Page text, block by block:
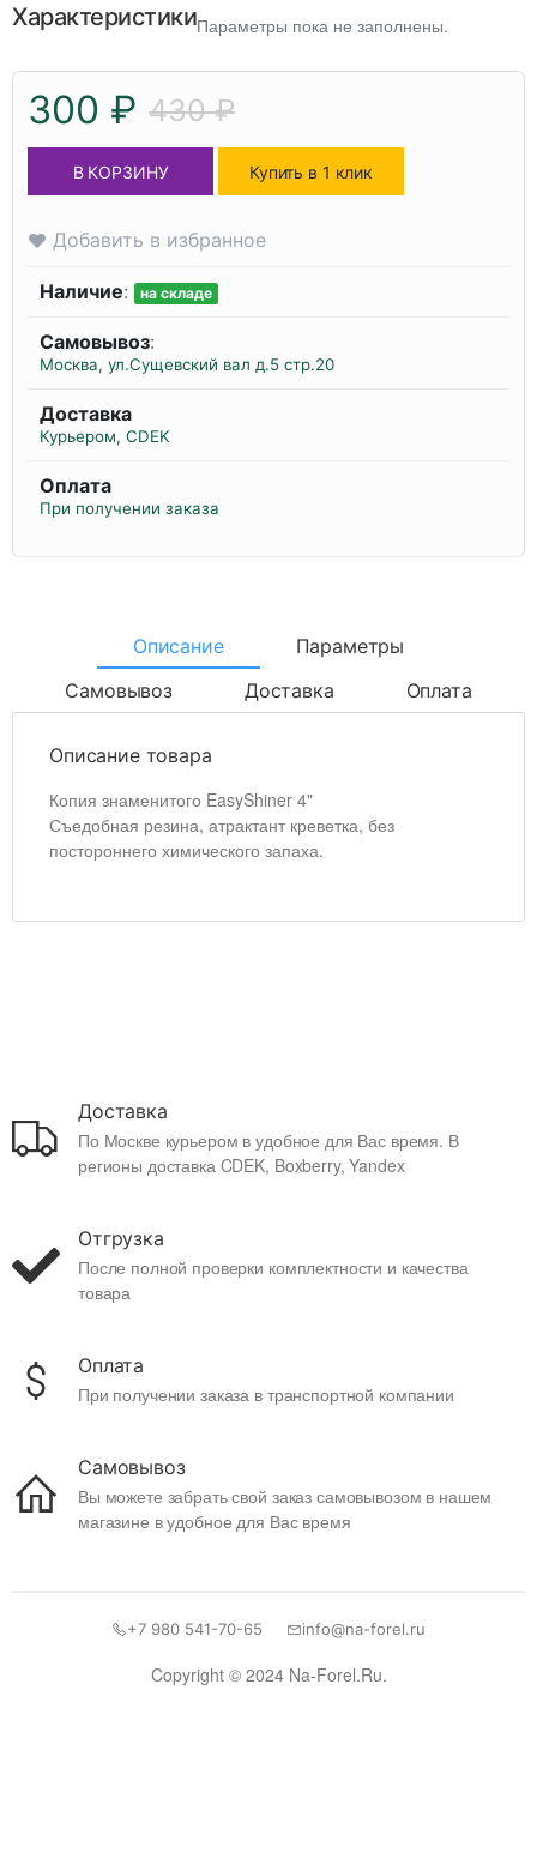
ХарактеристикиПараметры пока не заполнены.
300 ₽ 430 ₽
В КОРЗИНУ Купить в 1 клик
Добавить в избранное
Наличие: на складе
Самовывоз:
Москва, ул.Сущевский вал д.5 стр.20
Доставка
Курьером, CDEK
Оплата
При получении заказа
Описание
Параметры
Самовывоз
Доставка Оплата
Описание товара
Копия знаменитого EasyShiner 4"
Съедобная резина, атрактант креветка, без
постороннего химического запаха.
Доставка
По Москве курьером в удобное для Вас время. В
регионы доставка CDEK, Boxberry, Yandex
Отгрузка
После полной проверки комплектности и качества
товара
Оплата
При получении заказа в транспортной компании
Самовывоз
Вы можете забрать свой заказ самовывозом в нашем
магазине в удобное для Вас время
Copyright © 2024 Na-Forel.Ru.
+7 980 541-70-65 info@na-forel.ru